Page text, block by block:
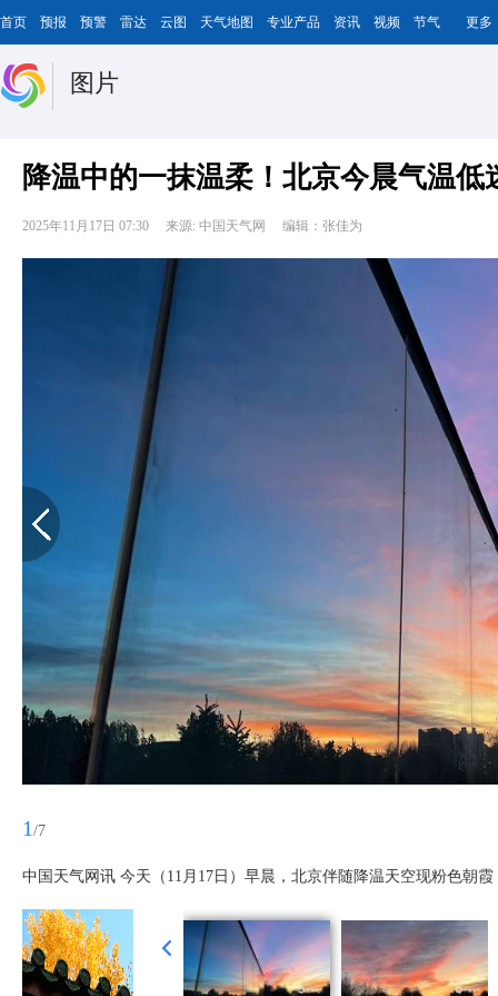
首页 预报 预警 雷达 云图 天气地图 专业产品 资讯 视频 节气 更多
图片
降温中的一抹温柔！北京今晨气温低
2025年11月17日 07:30 来源: 中国天气网 编辑：张佳为
1 /7
中国天气网讯 今天（11月17日）早晨，北京伴随降温天空现粉色朝